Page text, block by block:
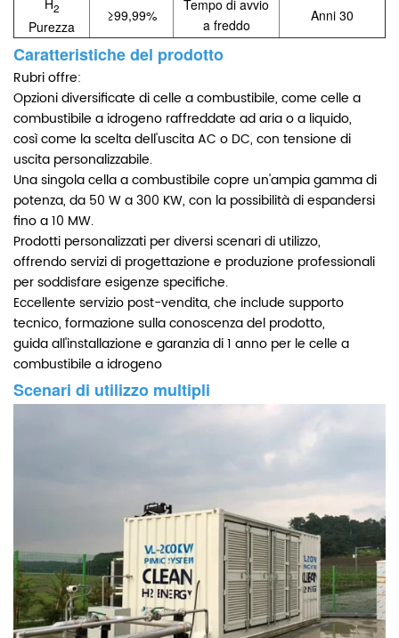
H2
Purezza
≥99,99%
Tempo di avvio
a freddo
Anni 30
Caratteristiche del prodotto
Rubri offre:
Opzioni diversificate di celle a combustibile, come celle a
combustibile a idrogeno raffreddate ad aria o a liquido,
così come la scelta dell'uscita AC o DC, con tensione di
uscita personalizzabile.
Una singola cella a combustibile copre un'ampia gamma di
potenza, da 50 W a 300 KW, con la possibilità di espandersi
fino a 10 MW.
Prodotti personalizzati per diversi scenari di utilizzo,
offrendo servizi di progettazione e produzione professionali
per soddisfare esigenze specifiche.
Eccellente servizio post-vendita, che include supporto
tecnico, formazione sulla conoscenza del prodotto,
guida all'installazione e garanzia di 1 anno per le celle a
combustibile a idrogeno
Scenari di utilizzo multipli